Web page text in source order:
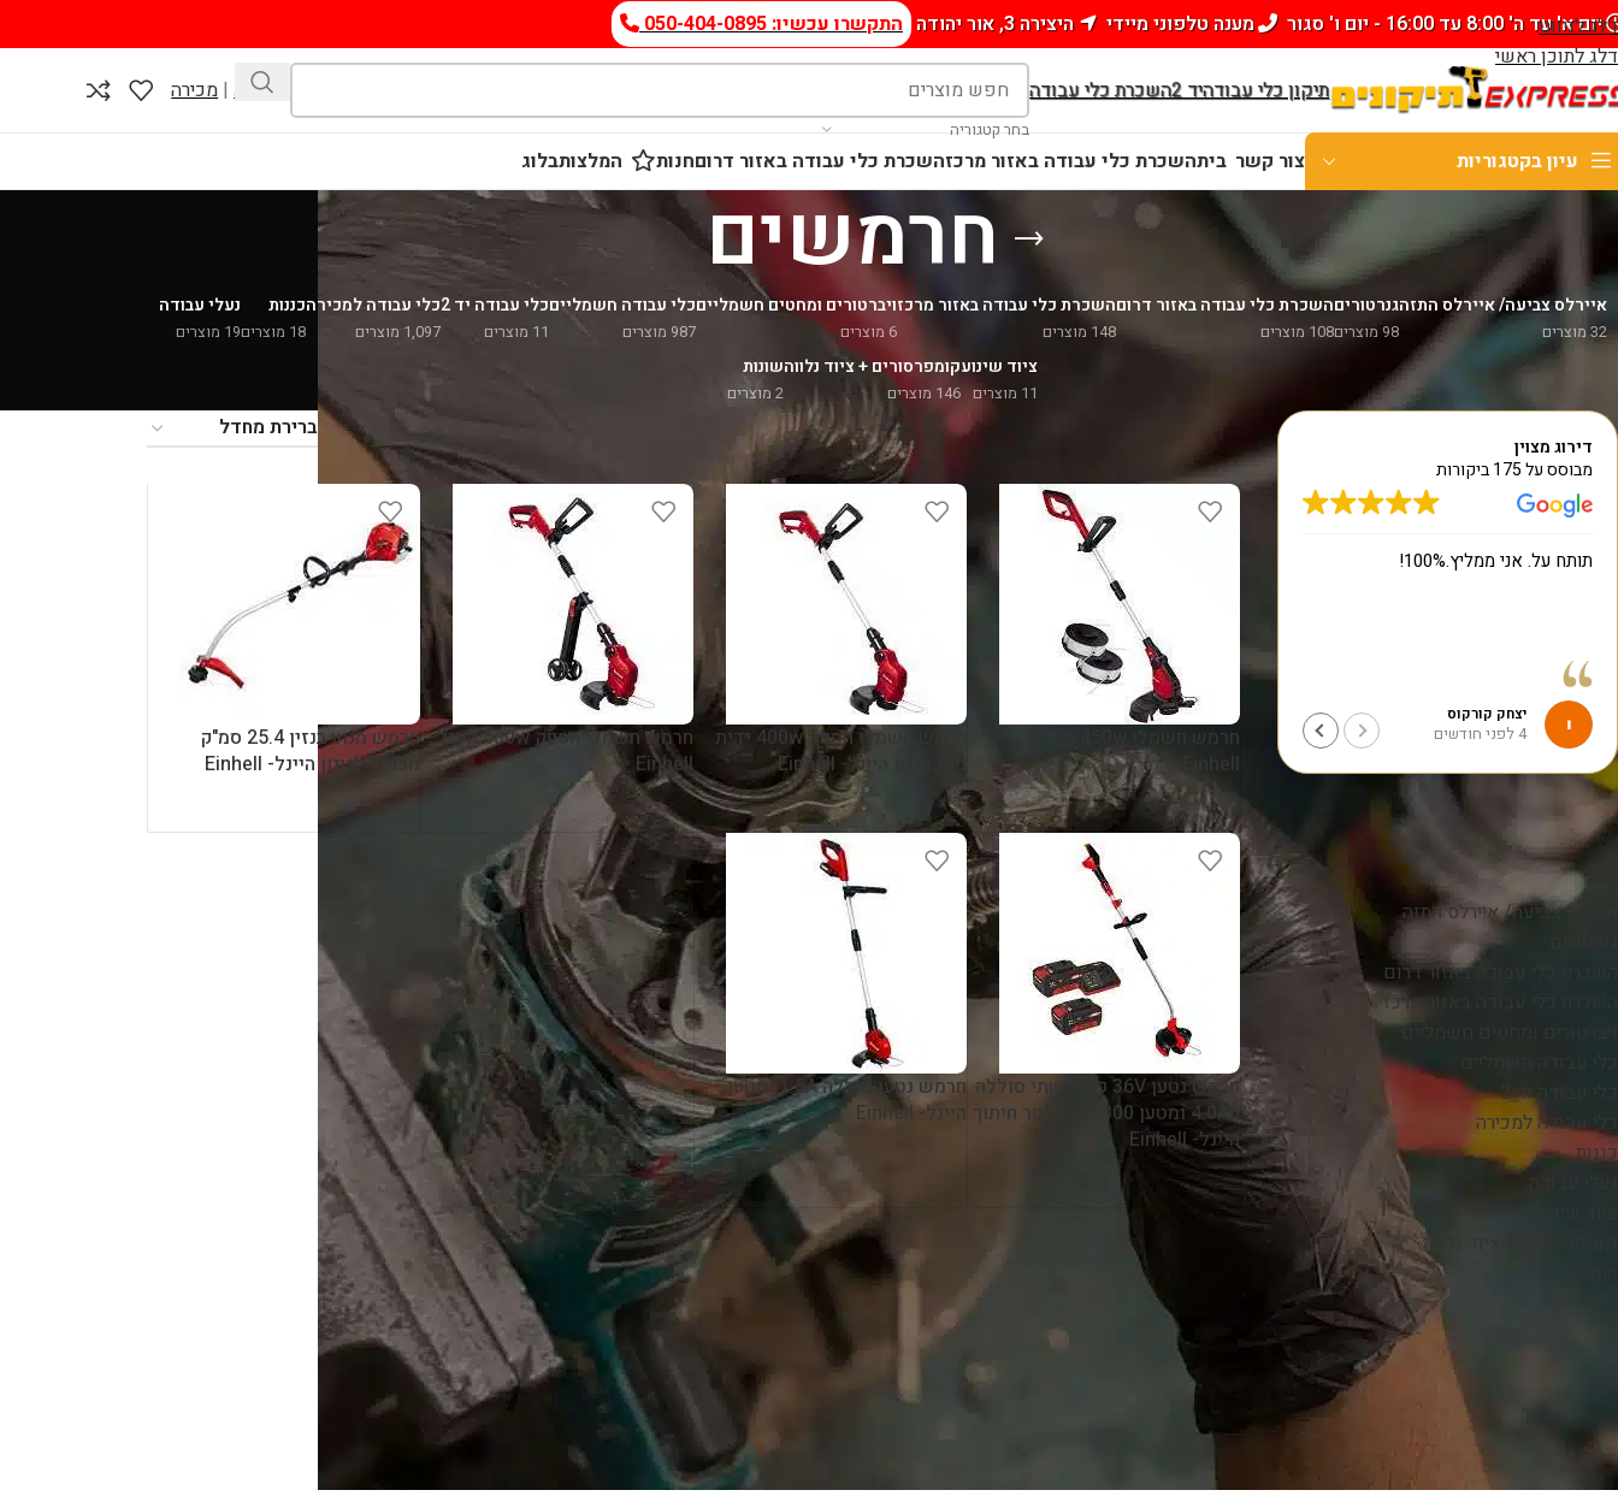
דלג לניווט
דלג לתוכן ראשי
WhatsApp
יום א' עד ה' 8:00 עד 16:00 - יום ו' סגור מענה טלפוני מיידי היצירה 3, אור יהודה התקשרו עכשיו: 050-404-0895
תיקון כלי עבודהיד 2 השכרת כלי עבודה
בחר קטגוריה
השכרה| מכירה
עיון בקטגוריות צור קשר ביתהשכרת כלי עבודה באזור מרכזהשכרת כלי עבודה באזור דרוםחנות המלצותבלוג
חרמשים
איירלס צביעה/ איירלס התזה
32 מוצרים
גנרטורים
98 מוצרים
השכרת כלי עבודה באזור דרום
108 מוצרים
השכרת כלי עבודה באזור מרכז
148 מוצרים
ויברטורים ומחטים חשמליים
6 מוצרים
כלי עבודה חשמליים
987 מוצרים
כלי עבודה יד 2
11 מוצרים
כלי עבודה למכירה
1,097 מוצרים
כננות
18 מוצרים
נעלי עבודה
19 מוצרים
ציוד שינוע
11 מוצרים
קומפרסורים + ציוד נלווה
146 מוצרים
שונות
2 מוצרים
דירוג מצוין
מבוסס על 175 ביקורות
ברשותם הם סיפקו פתרון חלופי
ולא עלות.
שירות אדיב ונכונות לעזור,
קרא עוד
שירות מעולה
עמית גואטה
5 לפני חודשים
אין מקצועיות כזאת, שירות מס’ 1
נדיבים אמינים מהירים
מרוצה מאוד ועוד אחזור לכאן
שאצטרך!!!
תודה לכם
קרא עוד
5 לפני חודשים
יצחק אברמצ'ייב
תותח על. אני ממליץ.100%!
יצחק קורקוס
4 לפני חודשים
קטגוריות
איירלס צביעה/ איירלס התזה
השכרת כלי עבודה באזור דרום
השכרת כלי עבודה באזור מרכז
ויברטורים ומחטים חשמליים
כלי עבודה חשמליים
כלי עבודה יד 2
כלי עבודה למכירה
כננות
קומפרסורים + ציוד נלווה
השכרת מכונת ריתוך צנרת
גבריט 50-200 מ"מ
490.00
עמוד הבית /חרמשים
חרמש חשמלי הספק 400w ידית
מתכווננת היינל- Einhell
חרמש חשמלי הספק 500w היינל-
Einhell
חרמש מנוע בנזין 25.4 סמ"ק
מכופף לגינון היינל- Einhell
חרמש נטען 36V כולל שתי סוללה
4.0Ah ומטען 300 מ"מ קוטר חיתוך
היינל- Einhell
חרמש נטען סוללה 1.5A ומטען
היינל- Einhell